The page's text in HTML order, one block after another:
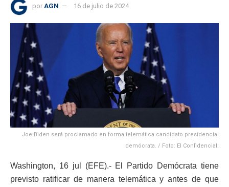
por AGN 16 de julio de 2024
Joe Biden será proclamado en forma telemática candidato presidencial
demócrata. / Foto: El Confidencial.
Washington, 16 jul (EFE).- El Partido Demócrata tiene
previsto ratificar de manera telemática y antes de que